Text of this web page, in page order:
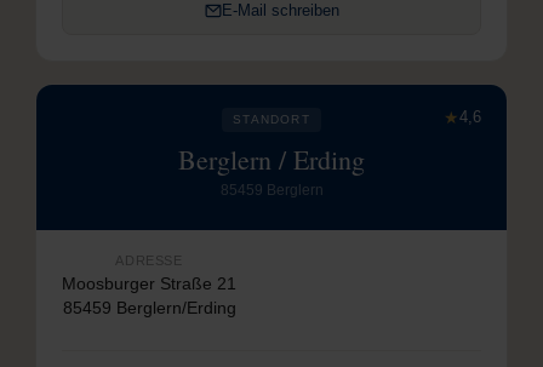
E-Mail schreiben
★4,6
STANDORT
Berglern / Erding
85459 Berglern
ADRESSE
Moosburger Straße 21
85459 Berglern/Erding